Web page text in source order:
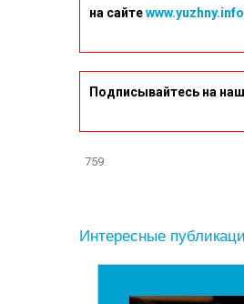
на сайте
Подписывайтесь на
759
Интересные